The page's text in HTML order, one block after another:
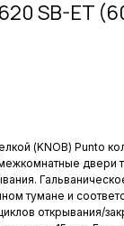
SB-ET
(KNOB) Punto
тумане и
открывания/